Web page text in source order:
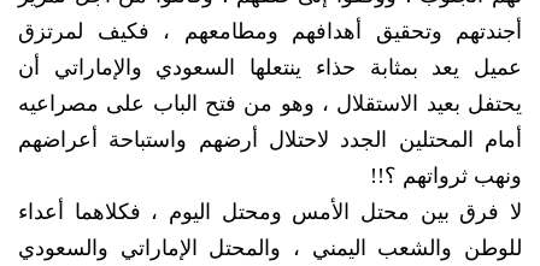
أجندتهم وتحقيق أهدافهم ومطامعهم ، فكيف لمرتزق
عميل يعد بمثابة حذاء ينتعلها السعودي والإماراتي أن
يحتفل بعيد الاستقلال ، وهو من فتح الباب على مصراعيه
أمام المحتلين الجدد لاحتلال أرضهم واستباحة أعراضهم
ونهب ثرواتهم ؟!!
لا فرق بين محتل الأمس ومحتل اليوم ، فكلاهما أعداء
للوطن والشعب اليمني ، والمحتل الإماراتي والسعودي